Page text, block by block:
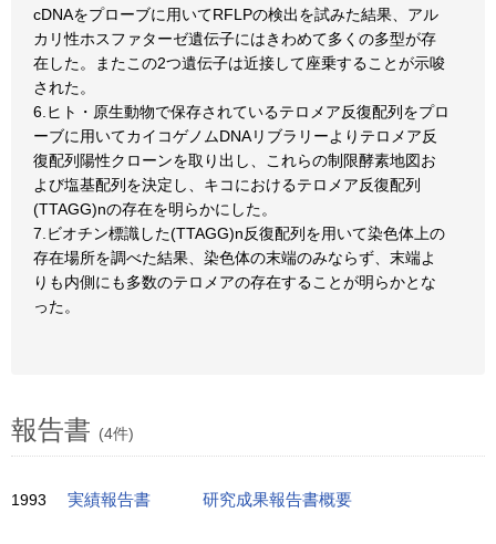
cDNAをプローブに用いてRFLPの検出を試みた結果、アル
カリ性ホスファターゼ遺伝子にはきわめて多くの多型が存
在した。またこの2つ遺伝子は近接して座乗することが示唆
された。
6.ヒト・原生動物で保存されているテロメア反復配列をプロ
ーブに用いてカイコゲノムDNAリブラリーよりテロメア反
復配列陽性クローンを取り出し、これらの制限酵素地図お
よび塩基配列を決定し、キコにおけるテロメア反復配列
(TTAGG)nの存在を明らかにした。
7.ビオチン標識した(TTAGG)n反復配列を用いて染色体上の
存在場所を調べた結果、染色体の末端のみならず、末端よ
りも内側にも多数のテロメアの存在することが明らかとな
った。
報告書 (4件)
1993 実績報告書 研究成果報告書概要